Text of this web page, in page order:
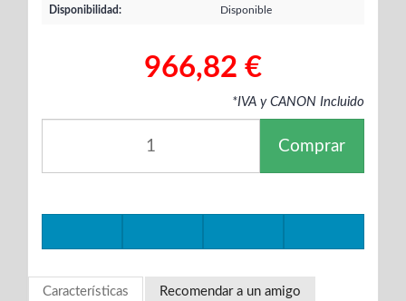
Disponibilidad: Disponible
966,82 €
*IVA y CANON Incluido
Comprar
Características Recomendar a un amigo